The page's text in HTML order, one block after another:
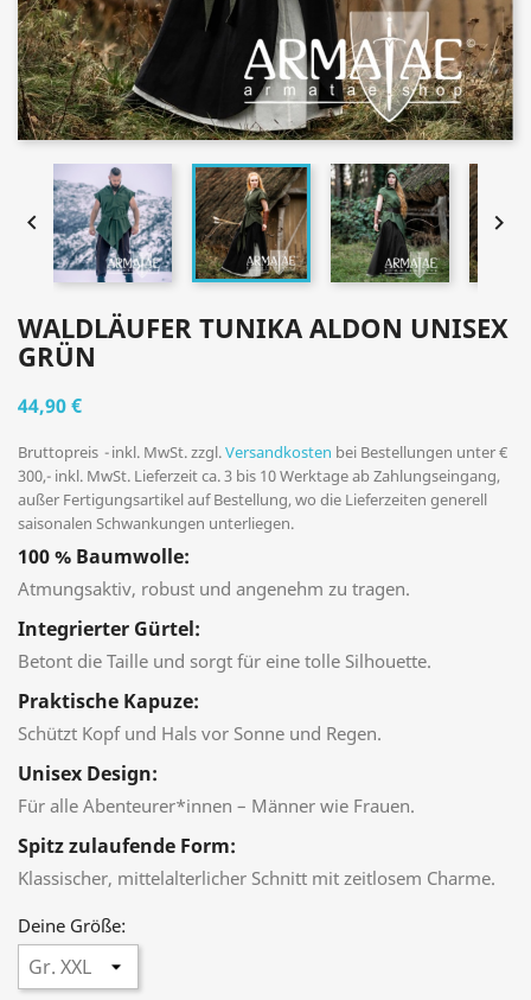
 
WALDLÄUFER TUNIKA ALDON UNISEX
GRÜN
44,90 €
Bruttopreis inkl. MwSt. zzgl.Versandkosten bei Bestellungen unter €
300,- inkl. MwSt. Lieferzeit ca. 3 bis 10 Werktage ab Zahlungseingang,
außer Fertigungsartikel auf Bestellung, wo die Lieferzeiten generell
saisonalen Schwankungen unterliegen.
100 % Baumwolle:
Atmungsaktiv, robust und angenehm zu tragen.
Integrierter Gürtel:
Betont die Taille und sorgt für eine tolle Silhouette.
Praktische Kapuze:
Schützt Kopf und Hals vor Sonne und Regen.
Unisex Design:
Für alle Abenteurer*innen – Männer wie Frauen.
Spitz zulaufende Form:
Klassischer, mittelalterlicher Schnitt mit zeitlosem Charme.
Deine Größe: